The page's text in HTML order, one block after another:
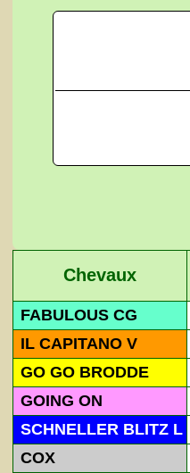
Chevaux
FABULOUS CG
IL CAPITANO V
GO GO BRODDE
GOING ON
SCHNELLER BLITZ L
COX